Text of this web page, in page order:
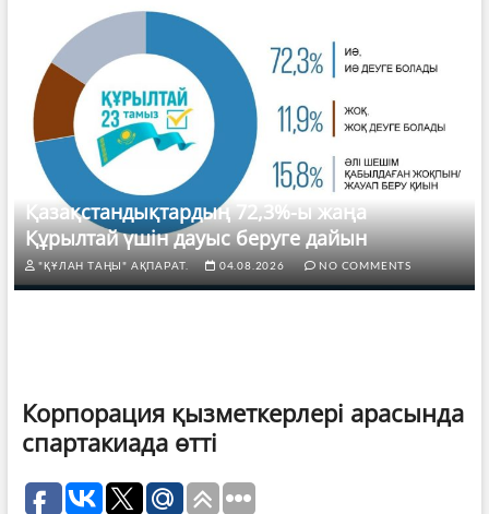
Қазақстандықтардың 72,3%-ы жаңа
Құрылтай үшін дауыс беруге дайын
"ҚҰЛАН ТАҢЫ" АҚПАРАТ. 04.08.2026 NO COMMENTS
Корпорация қызметкерлері арасында
спартакиада өтті